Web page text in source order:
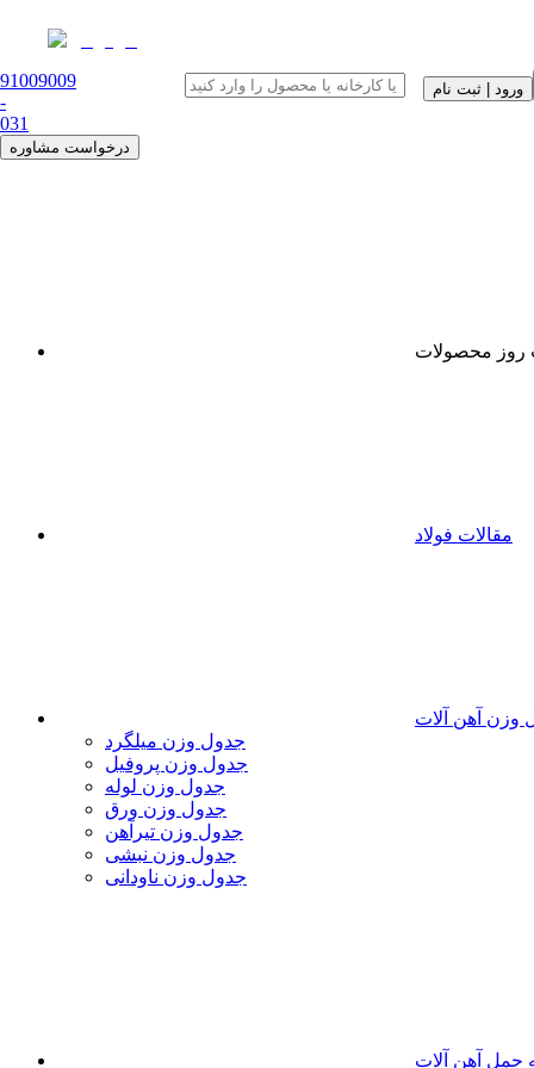
91009009
-
031
درخواست مشاوره
ورود | ثبت نام
روز محصولات
مقالات فولاد
وزن آهن آلات
جدول وزن میلگرد
جدول وزن پروفیل
جدول وزن لوله
جدول وزن ورق
جدول وزن تیرآهن
جدول وزن نبشی
جدول وزن ناودانی
حمل آهن آلات